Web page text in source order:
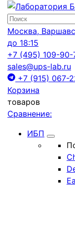
Москва,
до 18:15
+7 (495) 109-90-
sales@ups-lab.ru
+7 (915) 067-
Корзина
товаров
Сравнение:
ИБП